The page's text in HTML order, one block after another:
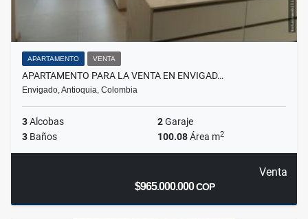
APARTAMENTO VENTA
APARTAMENTO PARA LA VENTA EN ENVIGAD…
Envigado, Antioquia, Colombia
3Alcobas 2Garaje
3 Baños 100.08Área m2
Venta
$965.000.000COP